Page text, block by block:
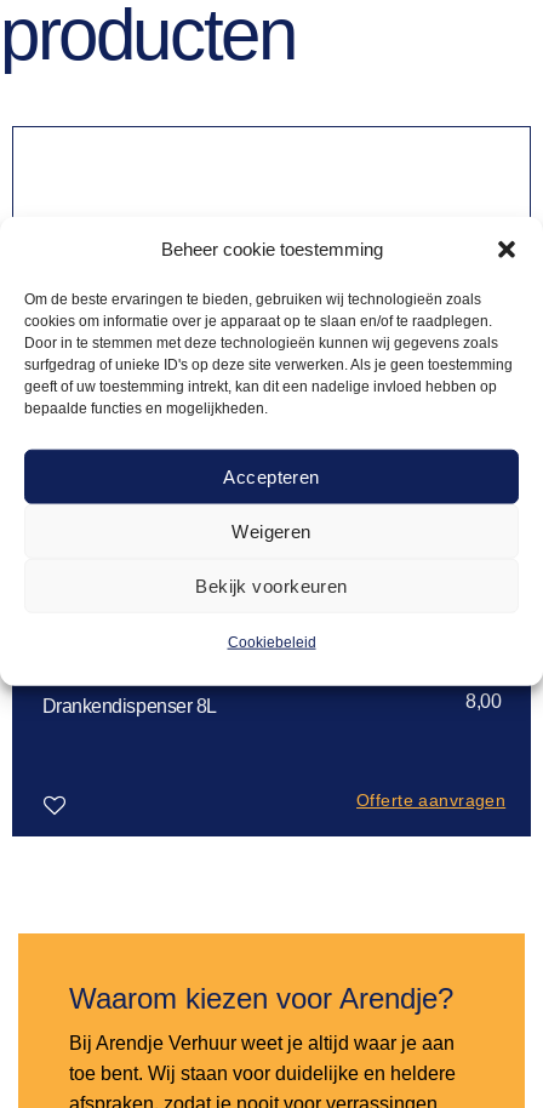
Beheer cookie toestemming
Om de beste ervaringen te bieden, gebruiken wij technologieën zoals
cookies om informatie over je apparaat op te slaan en/of te raadplegen.
Door in te stemmen met deze technologieën kunnen wij gegevens zoals
surfgedrag of unieke ID's op deze site verwerken. Als je geen toestemming
geeft of uw toestemming intrekt, kan dit een nadelige invloed hebben op
bepaalde functies en mogelijkheden.
Accepteren
Weigeren
Bekijk voorkeuren
Cookiebeleid
producten
Drankendispenser 8L 8,00
Offerte aanvragen
Waarom kiezen voor Arendje?
Bij Arendje Verhuur weet je altijd waar je aan
toe bent. Wij staan voor duidelijke en heldere
afspraken, zodat je nooit voor verrassingen